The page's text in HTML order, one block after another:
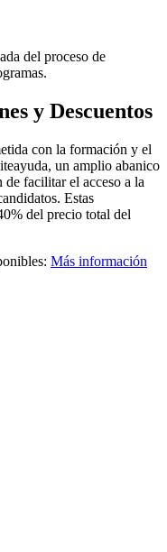
del proceso de
y Descuentos
con la formación y el
un amplio abanico
facilitar el acceso a la
Estas
del precio total del
Más información